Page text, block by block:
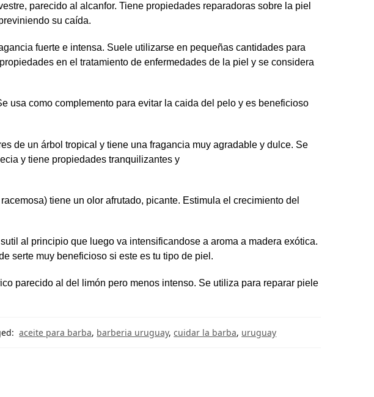
parecido al alcanfor. Tiene propiedades reparadoras sobre la piel
su caída.
fuerte e intensa. Suele utilizarse en pequeñas cantidades para
en el tratamiento de enfermedades de la piel y se considera
usa como complemento para evitar la caida del pelo y es beneficioso
de un árbol tropical y tiene una fragancia muy agradable y dulce. Se
y tiene propiedades tranquilizantes y
tiene un olor afrutado, picante. Estimula el crecimiento del
al principio que luego va intensificandose a aroma a madera exótica.
serte muy beneficioso si este es tu tipo de piel.
parecido al del limón pero menos intenso. Se utiliza para reparar piele
aceite para barba, barberia uruguay,cuidar la barba, uruguay